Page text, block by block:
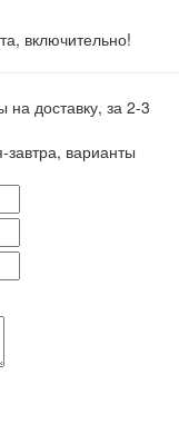
включительно!
доставку, за 2-3
завтра, варианты